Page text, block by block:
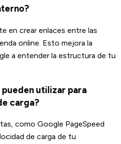
en crear enlaces entre las
online. Esto mejora la
a entender la estructura de tu
pueden utilizar para
carga?
como Google PageSpeed
de carga de tu